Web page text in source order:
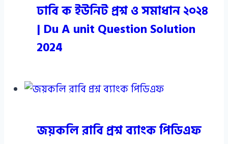
ঢাবি ক ইউনিট প্রশ্ন ও সমাধান ২০২৪
| Du A unit Question Solution
2024
জয়কলি রাবি প্রশ্ন ব্যাংক পিডিএফ